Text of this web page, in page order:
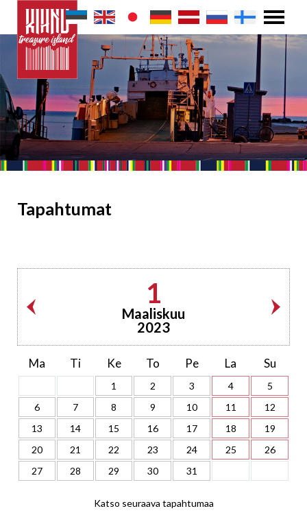
Tapahtumat
1
Maaliskuu
2023
Ma Ti Ke To Pe La Su
1 2 3 4
5
6
7 8 9 10 11
12
13
14 15 16 17 18
19
20
21 22 23 24 25
26
27
28 29 30 31
Katso seuraava tapahtumaa